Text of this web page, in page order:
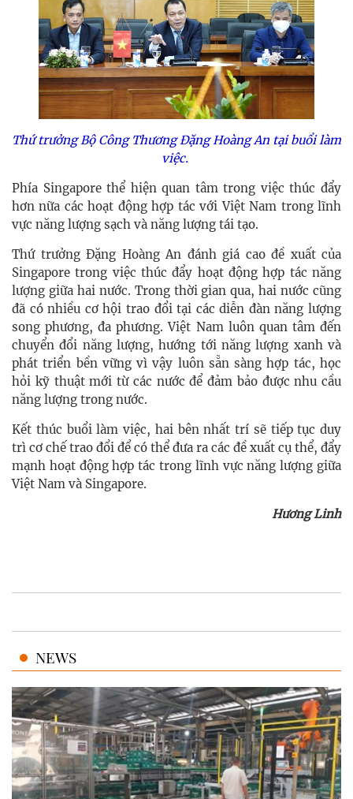
Thứ trưởng Bộ Công Thương Đặng Hoàng An tại buổi làm
việc.
Phía Singapore thể hiện quan tâm trong việc thúc đẩy
hơn nữa các hoạt động hợp tác với Việt Nam trong lĩnh
vực năng lượng sạch và năng lượng tái tạo.
Thứ trưởng Đặng Hoàng An đánh giá cao đề xuất của
Singapore trong việc thúc đẩy hoạt động hợp tác năng
lượng giữa hai nước. Trong thời gian qua, hai nước cũng
đã có nhiều cơ hội trao đổi tại các diễn đàn năng lượng
song phương, đa phương. Việt Nam luôn quan tâm đến
chuyển đổi năng lượng, hướng tới năng lượng xanh và
phát triển bền vững vì vậy luôn sẵn sàng hợp tác, học
hỏi kỹ thuật mới từ các nước để đảm bảo được nhu cầu
năng lượng trong nước.
Kết thúc buổi làm việc, hai bên nhất trí sẽ tiếp tục duy
trì cơ chế trao đổi để có thể đưa ra các đề xuất cụ thể, đẩy
mạnh hoạt động hợp tác trong lĩnh vực năng lượng giữa
Việt Nam và Singapore.
Hương Linh
NEWS